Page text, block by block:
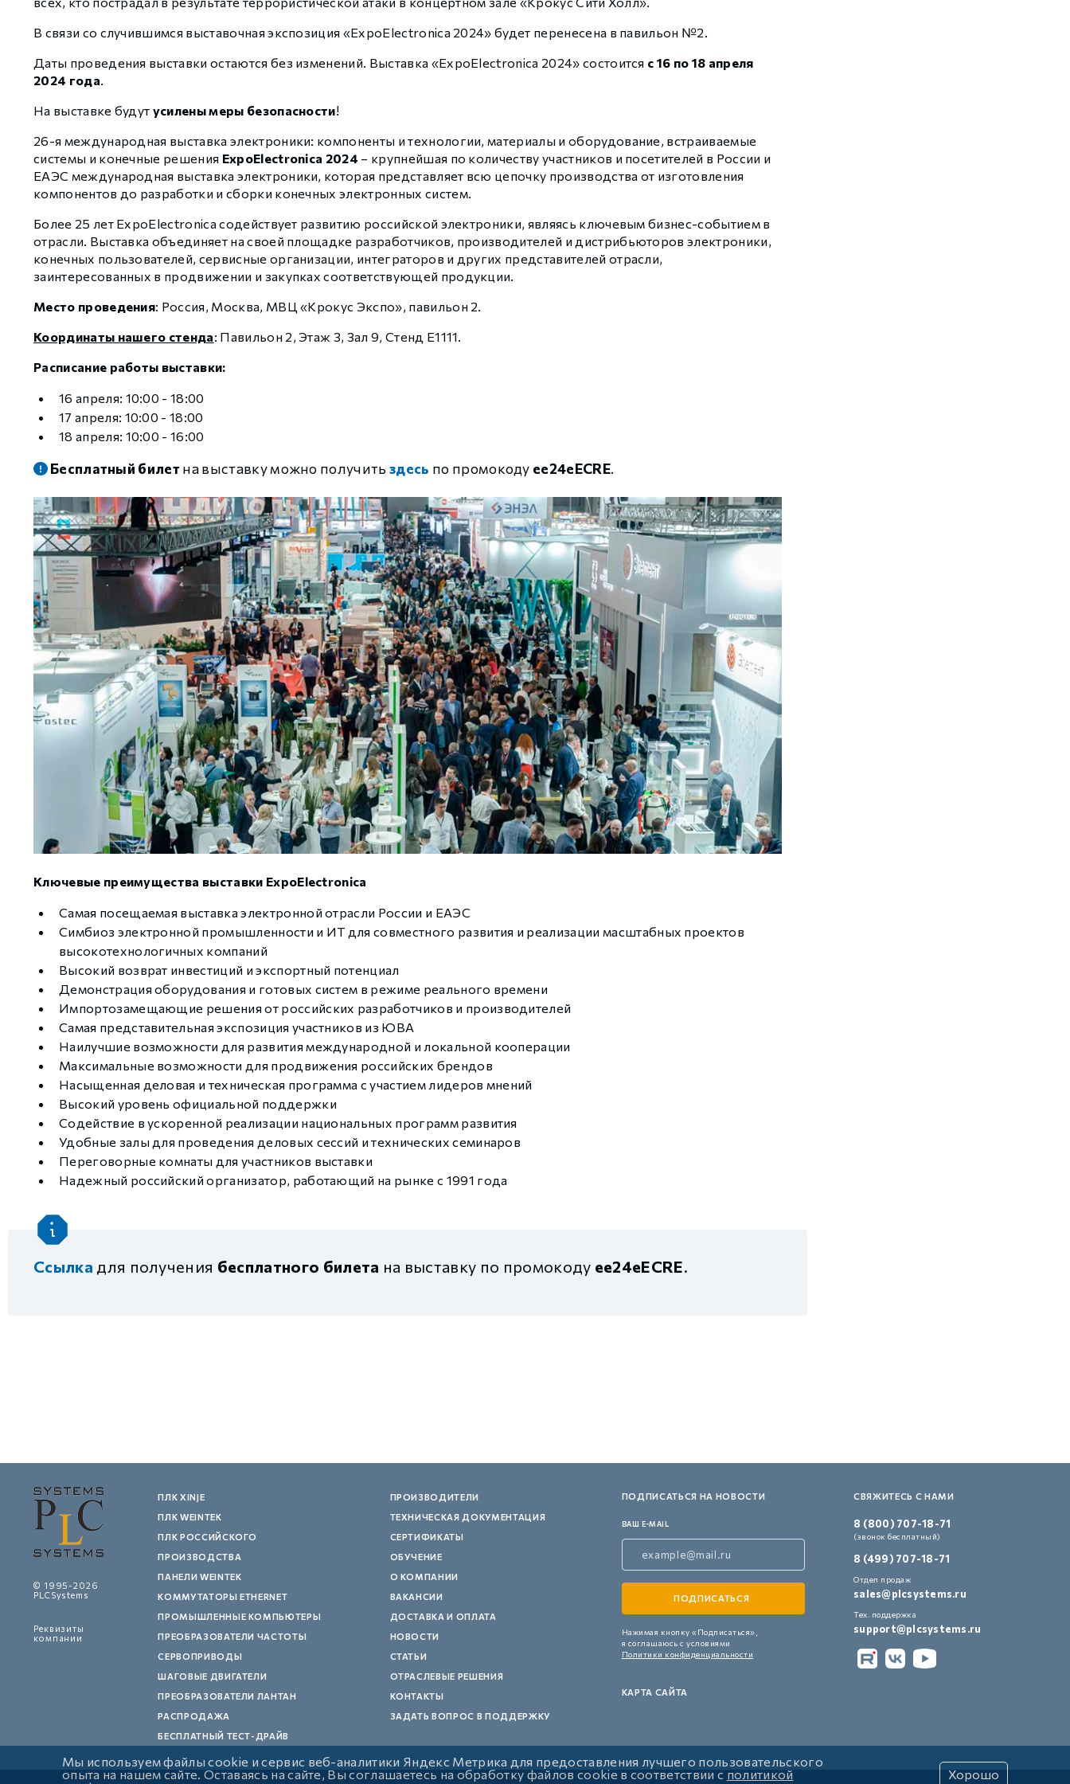
В связи со случившимся выставочная экспозиция «ExpoElectronica 2024» будет перенесена в павильон №2.
Даты проведения выставки остаются без изменений. Выставка «ExpoElectronica 2024» состоится с 16 по 18 апреля
2024 года.
На выставке будут усилены меры безопасности!
26-я международная выставка электроники: компоненты и технологии, материалы и оборудование, встраиваемые
системы и конечные решения ExpoElectronica 2024 – крупнейшая по количеству участников и посетителей в России и
ЕАЭС международная выставка электроники, которая представляет всю цепочку производства от изготовления
компонентов до разработки и сборки конечных электронных систем.
Более 25 лет ExpoElectronica содействует развитию российской электроники, являясь ключевым бизнес-событием в
отрасли. Выставка объединяет на своей площадке разработчиков, производителей и дистрибьюторов электроники,
конечных пользователей, сервисные организации, интеграторов и других представителей отрасли,
заинтересованных в продвижении и закупках соответствующей продукции.
Место проведения: Россия, Москва, МВЦ «Крокус Экспо», павильон 2.
Координаты нашего стенда: Павильон 2, Этаж 3, Зал 9, Стенд E1111.
Расписание работы выставки:
16 апреля: 10:00 - 18:00
17 апреля: 10:00 - 18:00
18 апреля: 10:00 - 16:00
Бесплатный билет на выставку можно получитьздесь по промокоду ee24eEСRE.
Ключевые преимущества выставки ExpoElectronica
Самая посещаемая выставка электронной отрасли России и ЕАЭС
Симбиоз электронной промышленности и ИТ для совместного развития и реализации масштабных проектов
высокотехнологичных компаний
Высокий возврат инвестиций и экспортный потенциал
Демонстрация оборудования и готовых систем в режиме реального времени
Импортозамещающие решения от российских разработчиков и производителей
Самая представительная экспозиция участников из ЮВА
Наилучшие возможности для развития международной и локальной кооперации
Максимальные возможности для продвижения российских брендов
Насыщенная деловая и техническая программа с участием лидеров мнений
Высокий уровень официальной поддержки
Содействие в ускоренной реализации национальных программ развития
Удобные залы для проведения деловых сессий и технических семинаров
Переговорные комнаты для участников выставки
Надежный российский организатор, работающий на рынке с 1991 года
Ссылка для получения бесплатного билета на выставку по промокоду ee24eEСRE.
© 1995-2026
PLCSystems
Реквизиты
компании
ПЛК XINJE
ПЛК WEINTEK
ПЛК РОССИЙСКОГО
ПРОИЗВОДСТВА
ПАНЕЛИ WEINTEK
КОММУТАТОРЫ ETHERNET
ПРОМЫШЛЕННЫЕ КОМПЬЮТЕРЫ
ПРЕОБРАЗОВАТЕЛИ ЧАСТОТЫ
СЕРВОПРИВОДЫ
ШАГОВЫЕ ДВИГАТЕЛИ
ПРЕОБРАЗОВАТЕЛИ ЛАНТАН
РАСПРОДАЖА
БЕСПЛАТНЫЙ ТЕСТ-ДРАЙВ
ПРОИЗВОДИТЕЛИ
ТЕХНИЧЕСКАЯ ДОКУМЕНТАЦИЯ
СЕРТИФИКАТЫ
ОБУЧЕНИЕ
О КОМПАНИИ
ВАКАНСИИ
ДОСТАВКА И ОПЛАТА
НОВОСТИ
СТАТЬИ
ОТРАСЛЕВЫЕ РЕШЕНИЯ
КОНТАКТЫ
ЗАДАТЬ ВОПРОС В ПОДДЕРЖКУ
ПОДПИСАТЬСЯ НА НОВОСТИ
ВАШ E-MAIL
Нажимая кнопку «Подписаться»,
я соглашаюсь с условиями
Политики конфиденциальности
КАРТА САЙТА
СВЯЖИТЕСЬ С НАМИ
8 (800) 707-18-71
(звонок бесплатный)
8 (499) 707-18-71
Отдел продаж
sales@plcsystems.ru
Тех. поддержка
support@plcsystems.ru
Weintek iR
Стабур
Xinje XG
Xinje XP (PLC+HMI)
Медиаконвертеры WoMaster
Беспроводное оборудование WoMaster
Xinje VH6
Xinje Аксессуары
Серводрайверы Xinje DF3 Низковольтные
Серводрайверы Xinje DL6 Высокоточные
Серводвигатели Xinje MF3
Аксессуары Xinje
Аксессуары для роботов Xinje
Шаговые драйверы Xinje DP3СL (EtherCAT, с разомкнутым контуром)
Шаговые драйверы Xinje DP3L (высоковольтные импульсные с разомкнутым контуром)
Шаговые драйверы Xinje DP3SL (Modbus RTU, с разомкнутым контуром)
Шаговые двигатели MP3 с замкнутым контуром управления
Мы используем файлы cookie и сервис веб-аналитики Яндекс Метрика для предоставления лучшего пользовательского
опыта на нашем сайте. Оставаясь на сайте, Вы соглашаетесь на обработку файлов cookie в соответствии с политикой
Хорошо